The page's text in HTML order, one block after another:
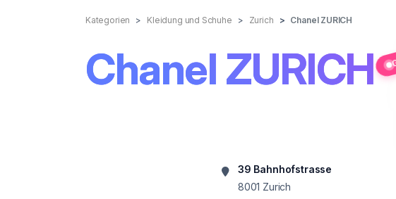
Kategorien Kleidung und Schuhe Zurich Chanel ZURICH
Chanel ZURICH
39 Bahnhofstrasse
8001 Zurich